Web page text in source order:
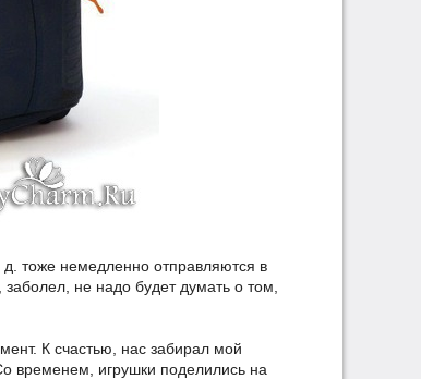
д. тоже немедленно отправляются в
не надо будет думать о том,
К счастью, нас забирал мой
временем, игрушки поделились на